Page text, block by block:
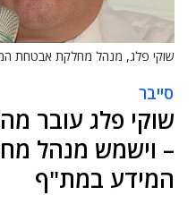
שוקי פלג, מנהל מחלקת אבטחת
סייבר
שוקי פלג עובר
– וישמש מנהל
המידע במת"ף